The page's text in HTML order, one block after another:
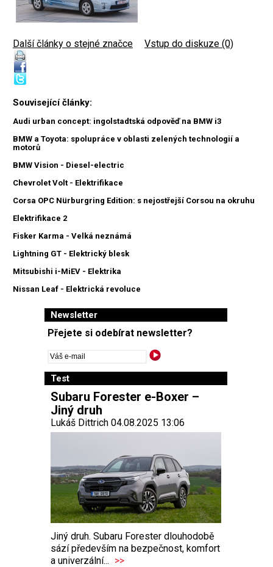
Další články o stejné značce Vstup do diskuze (0)
Související články:
Audi urban concept: ingolstadtská odpověď na BMW i3
BMW a Toyota: spolupráce v oblasti zelených technologií a
motorů
BMW Vision - Diesel-electric
Chevrolet Volt - Elektrifikace
Corsa OPC Nürburgring Edition: s nejostřejší Corsou na okruhu
Elektrifikace 2
Fisker Karma - Velká neznámá
Lightning GT - Elektrický blesk
Mitsubishi i-MiEV - Elektrika
Nissan Leaf - Elektrická revoluce
Newsletter
Přejete si odebírat newsletter?
Test
Subaru Forester e-Boxer –
Jiný druh
Lukáš Dittrich 04.08.2025 13:06
Jiný druh. Subaru Forester dlouhodobě
sází především na bezpečnost, komfort
a univerzální... >>